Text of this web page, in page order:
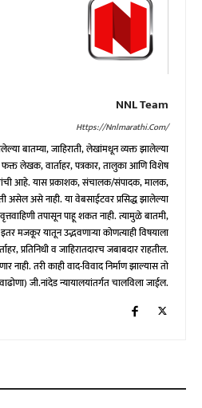
NNL Team
Https://nnlmarathi.com/
बातम्या, जाहिराती, लेखांमधून व्यक्त झालेल्या
लेखक, वार्ताहर, पत्रकार, तालुका आणि विशेष
आहे. यास प्रकाशक, संचालक/संपादक, मालक,
असेल असे नाही. या वेबसाईटवर प्रसिद्ध झालेल्या
तपासून पाहू शकत नाही. त्यामुळे बातमी,
मजकूर यातून उद्भवणाऱ्या कोणत्याही विषयाला
प्रतिनिधी व जाहिरातदारच जबाबदार राहतील.
तरी काही वाद-विवाद निर्माण झाल्यास तो
जी.नांदेड न्यायालयांतर्गत चालविला जाईल.